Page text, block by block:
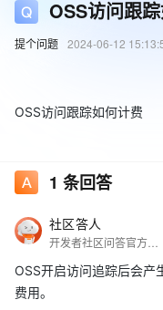
OSS访问跟
提个问题 2024-06-12
OSS访问跟踪如何计费
1 条回答
社区答人
OSS开启访问追踪后会产
费用。